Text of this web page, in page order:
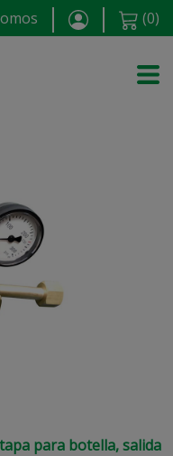
(0)
para botella, salida